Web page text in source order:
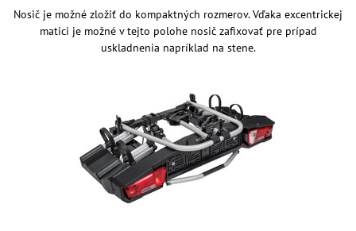
Nosič je možné zložiť do kompaktných rozmerov. Vďaka excentrickej
matici je možné v tejto polohe nosič zafixovať pre prípad
uskladnenia napríklad na stene.